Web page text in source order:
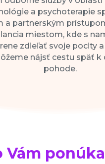
a psychoterapie
a partnerským
miestom, kde s
zdieľať svoje pocity
nájsť cestu späť k
pohode.
Vám